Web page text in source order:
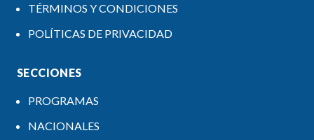
TÉRMINOS Y CONDICIONES
POLÍTICAS DE PRIVACIDAD
SECCIONES
PROGRAMAS
NACIONALES